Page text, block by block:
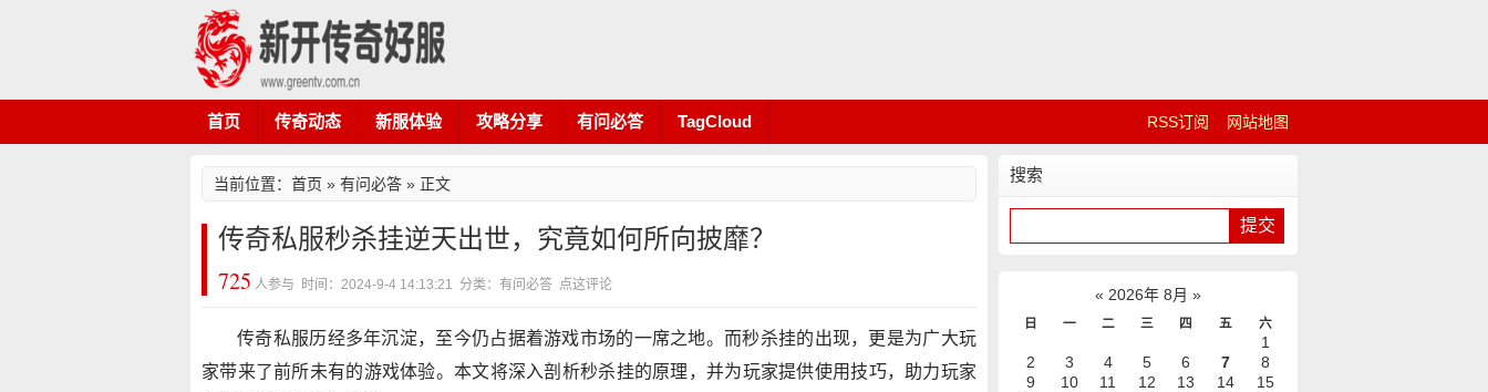
首页 传奇动态 新服体验 攻略分享 有问必答 TagCloud RSS订阅 网站地图
当前位置： 首页 » 有问必答 » 正文
传奇私服秒杀挂逆天出世，究竟如何所向披靡？
725 人参与 时间：2024-9-4 14:13:21 分类：有问必答 点这评论
传奇私服历经多年沉淀，至今仍占据着游戏市场的一席之地。而秒杀挂的出现，更是为广大玩
家带来了前所未有的游戏体验。本文将深入剖析秒杀挂的原理，并为玩家提供使用技巧，助力玩家
搜索
« 2026年 8月 »
日 一 二 三 四 五 六
1
2
3 4 5 6 7
8
9
10 11 12 13 14
15